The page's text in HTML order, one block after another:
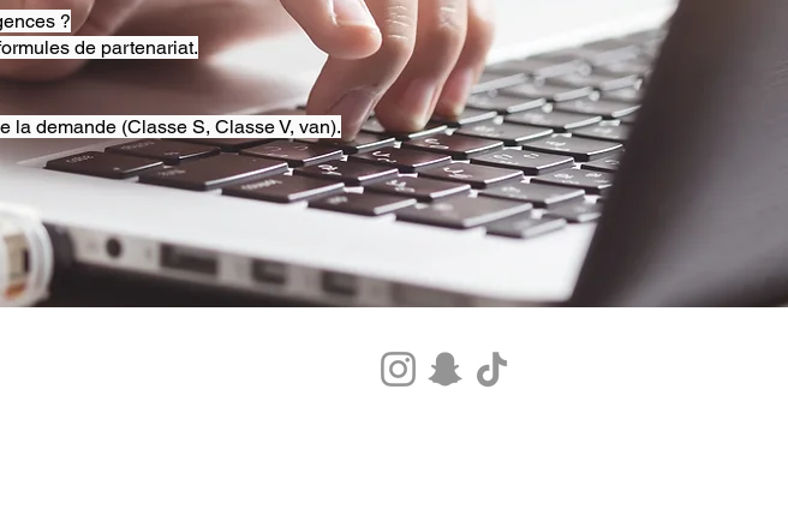
?
de partenariat.
demande (Classe S, Classe V, van).